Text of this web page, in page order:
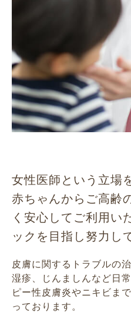
女性医師という立場
赤ちゃんからご高齢
く安心してご利用い
ックを目指し努力し
皮膚に関するトラブルの
湿疹、じんましんなど日
ピー性皮膚炎やニキビまで
っております。